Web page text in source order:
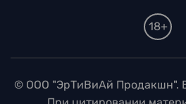
18+
© ООО "ЭрТиВиАй Продакшн".